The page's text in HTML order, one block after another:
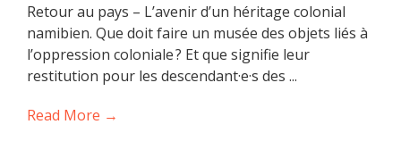
Retour au pays – L’avenir d’un héritage colonial
namibien. Que doit faire un musée des objets liés à
l’oppression coloniale ? Et que signifie leur
restitution pour les descendant·e·s des ...
Read More →